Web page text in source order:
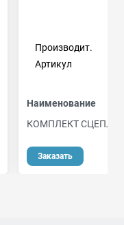
Производит.
Артикул
Наименование
КОМПЛЕКТ
Заказать